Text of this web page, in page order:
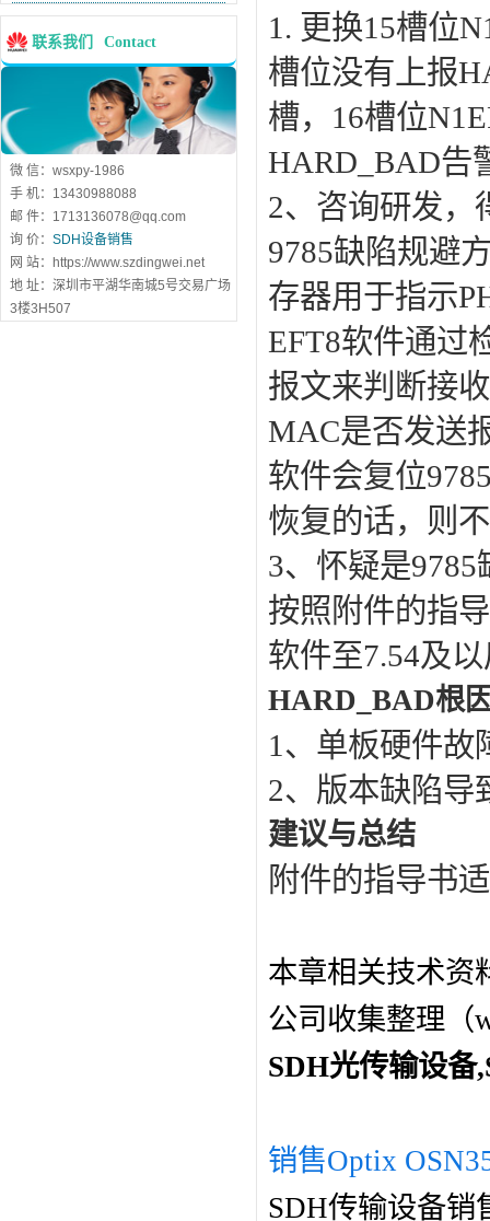
联系我们 Contact
微 信：wsxpy-1986
手 机：13430988088
邮 件：1713136078@qq.com
询 价： SDH设备销售
网 站：https://www.szdingwei.net
地 址：深圳市平湖华南城5号交易广场
3楼3H507
1. 更换15槽位
槽位没有上报
槽，16槽位
HARD_BAD告
2、咨询研发，
9785缺陷规避
存器用于指示
EFT8软件通过
报文来判断接
MAC是否发送
软件会复位
恢复的话，则
3、怀疑是
按照附件的指
软件至7.54及
HARD_BAD根
1、单板硬件故
2、版本缺陷导
建议与总结
附件的指导书
本章相关技术资
公司收集整理（
SDH光传输设备
销售Optix
SDH传输设备销